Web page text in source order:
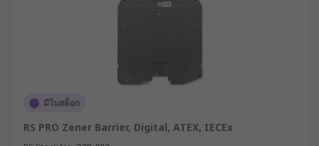
มีในสต็อก
RS PRO Zener Barrier, Digital, ATEX, IECEx